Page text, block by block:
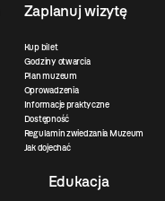
Zaplanuj wizytę
Kup bilet
Godziny otwarcia
Plan muzeum
Oprowadzenia
Informacje praktyczne
Dostępność
Regulamin zwiedzania Muzeum
Jak dojechać
Edukacja